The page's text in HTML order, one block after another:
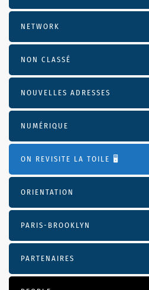
NETWORK
NON CLASSÉ
NOUVELLES ADRESSES
NUMÉRIQUE
ON REVISITE LA TOILE 🖥️
ORIENTATION
PARIS-BROOKLYN
PARTENAIRES